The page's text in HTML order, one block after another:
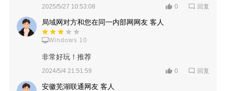
2025/5/27 10:53:08 0 回复
局域网对方和您在同一内部网网友 客人
Windows 10
非常好玩！推荐
2024/5/4 21:51:59 0 回复
安徽芜湖联通网友 客人